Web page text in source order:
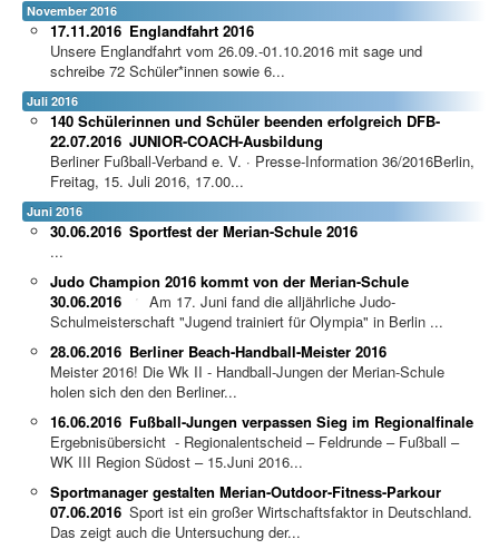
November 2016
Englandfahrt 2016
17.11.2016
Unsere Englandfahrt vom 26.09.-01.10.2016 mit sage und
schreibe 72 Schüler*innen sowie 6...
Juli 2016
140 Schülerinnen und Schüler beenden erfolgreich DFB-
JUNIOR-COACH-Ausbildung
22.07.2016
Berliner Fußball-Verband e. V. · Presse-Information 36/2016Berlin,
Freitag, 15. Juli 2016, 17.00...
Juni 2016
Sportfest der Merian-Schule 2016
30.06.2016
...
Judo Champion 2016 kommt von der Merian-Schule
30.06.2016
Am 17. Juni fand die alljährliche Judo-
Schulmeisterschaft "Jugend trainiert für Olympia" in Berlin ...
Berliner Beach-Handball-Meister 2016
28.06.2016
Meister 2016! Die Wk II - Handball-Jungen der Merian-Schule
holen sich den den Berliner...
Fußball-Jungen verpassen Sieg im Regionalfinale
16.06.2016
Ergebnisübersicht - Regionalentscheid – Feldrunde – Fußball –
WK III Region Südost – 15.Juni 2016...
Sportmanager gestalten Merian-Outdoor-Fitness-Parkour
07.06.2016 Sport ist ein großer Wirtschaftsfaktor in Deutschland.
Das zeigt auch die Untersuchung der...